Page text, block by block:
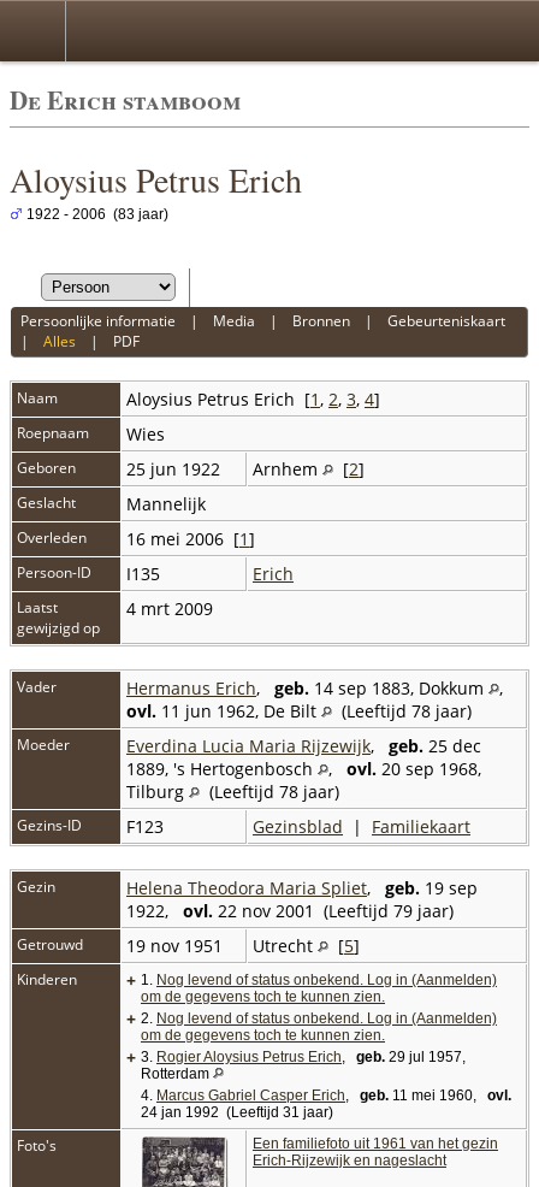
De Erich stamboom
Aloysius Petrus Erich
1922 - 2006 (83 jaar)
Persoonlijke informatie | Media | Bronnen |Gebeurteniskaart
|Alles | PDF
Naam Aloysius Petrus Erich [1, 2, 3, 4]
Roepnaam Wies
Geboren 25 jun 1922 Arnhem [2]
Geslacht Mannelijk
Overleden 16 mei 2006 [1]
Persoon-ID I135 Erich
Laatst
gewijzigd op
4 mrt 2009
Vader Hermanus Erich, geb. 14 sep 1883, Dokkum
,
ovl. 11 jun 1962, De Bilt (Leeftijd 78 jaar)
Moeder Everdina Lucia Maria Rijzewijk, geb. 25 dec
1889, 's Hertogenbosch
, ovl. 20 sep 1968,
Tilburg
(Leeftijd 78 jaar)
Gezins-ID F123 Gezinsblad | Familiekaart
Gezin Helena Theodora Maria Spliet, geb. 19 sep
1922, ovl. 22 nov 2001 (Leeftijd 79 jaar)
Getrouwd 19 nov 1951 Utrecht [5]
Kinderen + 1. Nog levend of status onbekend. Log in (Aanmelden)
om de gegevens toch te kunnen zien.
+ 2. Nog levend of status onbekend. Log in (Aanmelden)
om de gegevens toch te kunnen zien.
+ 3. Rogier Aloysius Petrus Erich, geb. 29 jul 1957,
Rotterdam
4. Marcus Gabriel Casper Erich, geb. 11 mei 1960, ovl.
24 jan 1992 (Leeftijd 31 jaar)
Foto's
Een familiefoto uit 1961 van het gezin
Erich-Rijzewijk en nageslacht